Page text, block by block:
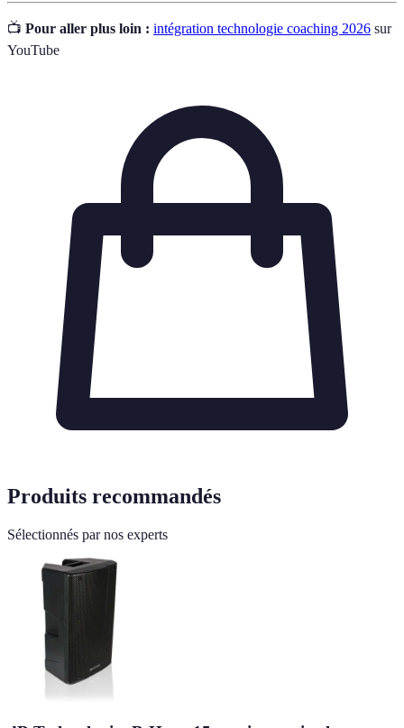
📺 Pour aller plus loin : intégration technologie coaching 2026 sur
YouTube
Produits recommandés
Sélectionnés par nos experts